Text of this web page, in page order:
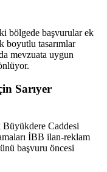
bölgede başvurular ek
boyutlu tasarımlar
mevzuata uygun
Sarıyer
Büyükdere Caddesi
İBB ilan-reklam
başvuru öncesi